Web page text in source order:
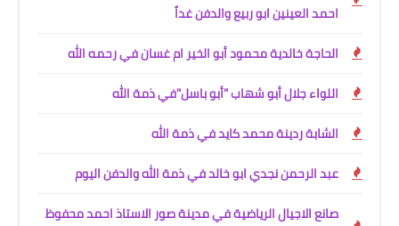
احمد العينين ابو ربيع والدفن غداً
الحاجة خالدية محمود أبو الخير ام غسان في رحمه الله
اللواء جلال أبو شهاب "أبو باسل"في ذمة ﷲ
الشابة ردينة محمد كايد في ذمة الله
عبد الرحمن نجدي ابو خالد في ذمة الله والدفن اليوم
صانع الاجيال الرياضية في مدينة صور الاستاذ احمد محفوظ